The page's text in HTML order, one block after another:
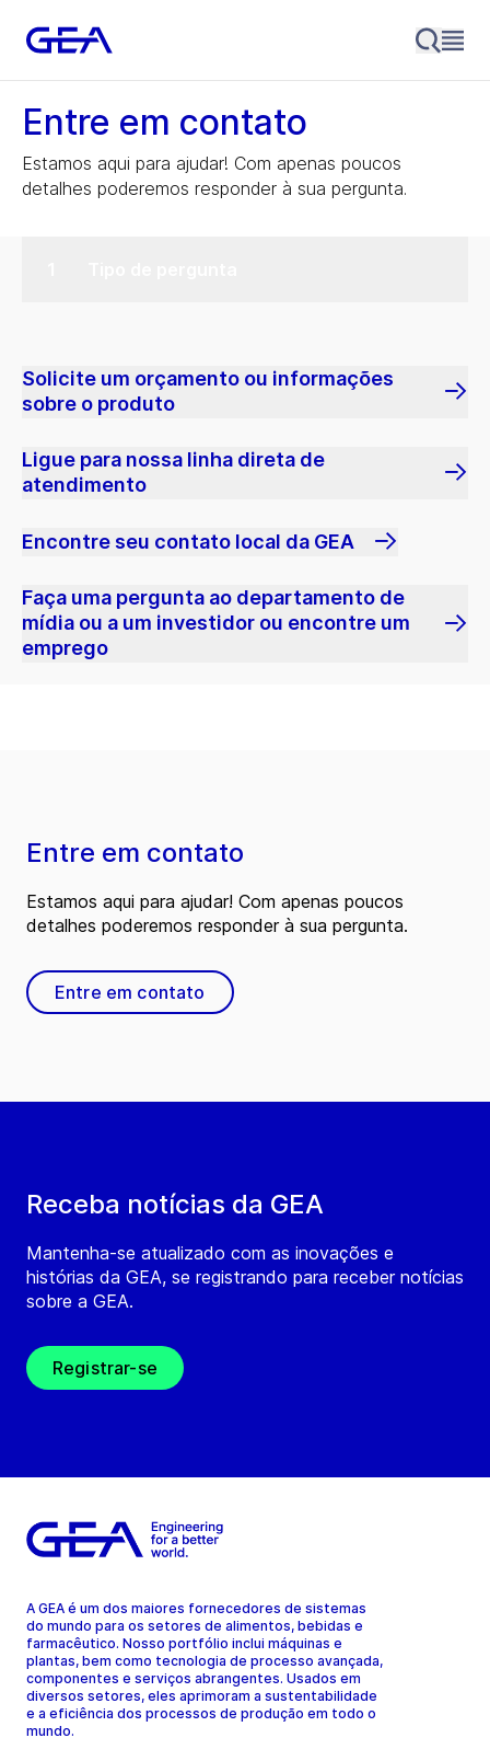
Entre em contato
Estamos aqui para ajudar! Com apenas poucos
detalhes poderemos responder à sua pergunta.
Solicite um orçamento ou informações
sobre o produto
Ligue para nossa linha direta de
atendimento
Encontre seu contato local da GEA
Faça uma pergunta ao departamento de
mídia ou a um investidor ou encontre um
emprego
Receba notícias da GEA
Mantenha-se atualizado com as inovações e
histórias da GEA, se registrando para receber notícias
sobre a GEA.
Registrar-se
Entre em contato
Estamos aqui para ajudar! Com apenas poucos
detalhes poderemos responder à sua pergunta.
Entre em contato
A GEA é um dos maiores fornecedores de sistemas
do mundo para os setores de alimentos, bebidas e
farmacêutico. Nosso portfólio inclui máquinas e
plantas, bem como tecnologia de processo avançada,
componentes e serviços abrangentes. Usados em
diversos setores, eles aprimoram a sustentabilidade
e a eficiência dos processos de produção em todo o
mundo.